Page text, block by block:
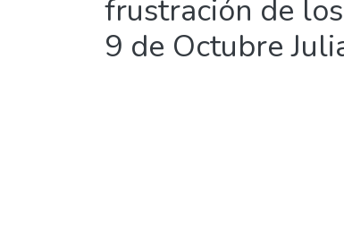
frustración de
9 de Octubre